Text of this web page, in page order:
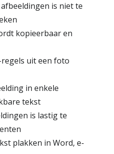
is niet te
kopieerbaar en
uit een foto
in enkele
tekst
is lastig te
plakken in Word, e-